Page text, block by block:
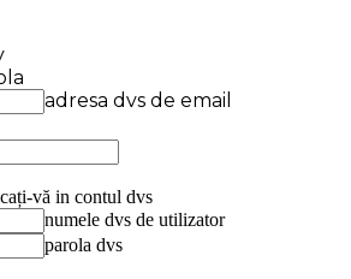
adresa dvs de email
vă in contul dvs
numele dvs de utilizator
parola dvs